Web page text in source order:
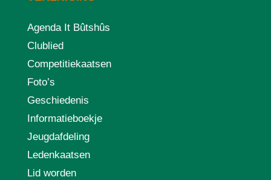
Agenda It Bûtshûs
Clublied
Competitiekaatsen
Foto’s
Geschiedenis
Informatieboekje
Jeugdafdeling
Ledenkaatsen
Lid worden